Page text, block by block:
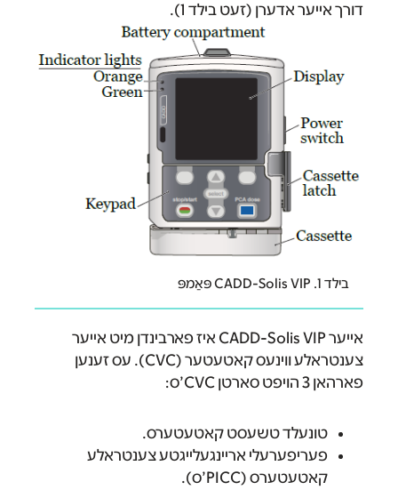
דורך אייער אדערן (זעט בילד 1).
בילד 1. CADD-Solis VIP פּאַמפּ
אייער CADD-Solis VIP איז פארבינדן מיט אייער
צענטראלע ווינעס קאטעטער (CVC). עס זענען
פארהאן 3 הויפט סארטן CVC’ס:
טונעלד טשעסט קאטעטערס.
פעריפערעלי אריינגעלייגטע צענטראלע
קאטעטערס (PICC’ס).